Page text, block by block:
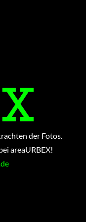
der Fotos.
areaURBEX!